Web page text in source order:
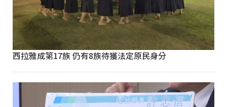
西拉雅成第17族 仍有8族待獲法定原民身分